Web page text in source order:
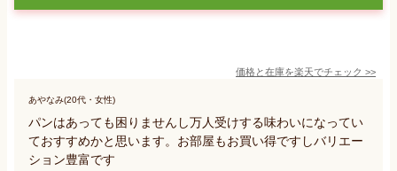
価格と在庫を楽天でチェック >>
あやなみ(20代・女性)
パンはあっても困りませんし万人受けする味わいになってい
ておすすめかと思います。お部屋もお買い得ですしバリエー
ション豊富です